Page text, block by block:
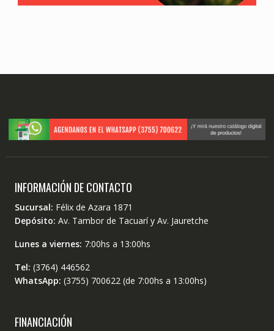
INFORMACIÓN DE CONTACTO
Sucursal: Félix de Azara 1871
Depósito: Av. Tambor de Tacuarí y Av. Jauretche
Lunes a viernes: 7:00hs a 13:00hs
Tel: (3764) 446562
WhatsApp: (3755) 700622 (de 7:00hs a 13:00hs)
FINANCIACIÓN